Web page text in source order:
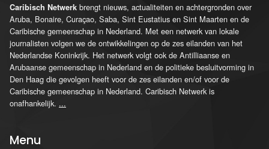
Caribisch Netwerk brengt nieuws, actualiteiten en achtergronden over
Aruba, Bonaire, Curaçao, Saba, Sint Eustatius en Sint Maarten en de
Caribische gemeenschap in Nederland. Met een netwerk van lokale
journalisten volgen we de ontwikkelingen op de zes eilanden van het
Nederlandse Koninkrijk. Het netwerk volgt ook de Antilliaanse en
Arubaanse gemeenschap in Nederland en de politieke besluitvorming in
Den Haag die gevolgen heeft voor de zes eilanden en/of voor de
Caribische gemeenschap in Nederland. Caribisch Netwerk is
onafhankelijk. ...
Menu